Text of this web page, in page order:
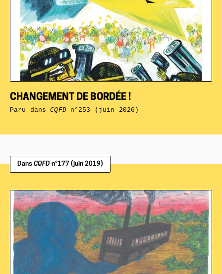
CHANGEMENT DE BORDÉE !
Paru dansCQFDn°253 (juin 2026)
Dans CQFD n°177 (juin 2019)